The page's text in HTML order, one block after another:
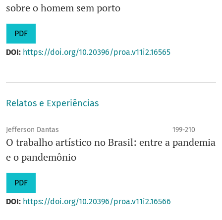
sobre o homem sem porto
PDF
DOI: https://doi.org/10.20396/proa.v11i2.16565
Relatos e Experiências
Jefferson Dantas 199-210
O trabalho artístico no Brasil: entre a pandemia
e o pandemônio
PDF
DOI: https://doi.org/10.20396/proa.v11i2.16566